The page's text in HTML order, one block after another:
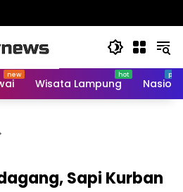
Wisata Lampung
Sapi Kurban